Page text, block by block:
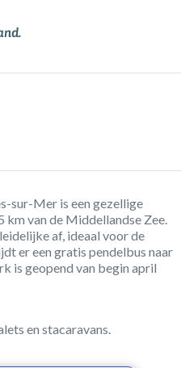
sur-Mer is een gezellige
km van de Middellandse Zee.
af, ideaal voor de
er een gratis pendelbus naar
is geopend van begin april
en stacaravans.